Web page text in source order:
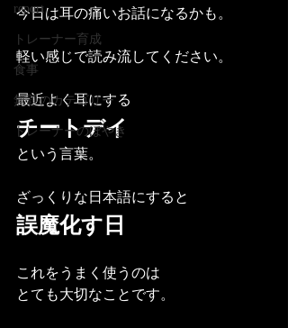
report
トレーナー育成
食事
無題のカテゴリー
トレーナーのぼやき
今日は耳の痛いお話になるかも。
軽い感じで読み流してください。
最近よく耳にする
チートデイ
という言葉。
ざっくりな日本語にすると
誤魔化す日
これをうまく使うのは
とても大切なことです。